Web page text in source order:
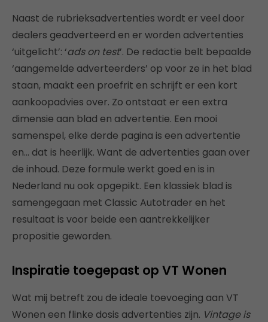
Naast de rubrieksadvertenties wordt er veel door
dealers geadverteerd en er worden advertenties
‘uitgelicht’: ‘ads on test’. De redactie belt bepaalde
‘aangemelde adverteerders’ op voor ze in het blad
staan, maakt een proefrit en schrijft er een kort
aankoopadvies over. Zo ontstaat er een extra
dimensie aan blad en advertentie. Een mooi
samenspel, elke derde pagina is een advertentie
en… dat is heerlijk. Want de advertenties gaan over
de inhoud. Deze formule werkt goed en is in
Nederland nu ook opgepikt. Een klassiek blad is
samengegaan met Classic Autotrader en het
resultaat is voor beide een aantrekkelijker
propositie geworden.
Inspiratie toegepast op VT Wonen
Wat mij betreft zou de ideale toevoeging aan VT
Wonen een flinke dosis advertenties zijn. Vintage is